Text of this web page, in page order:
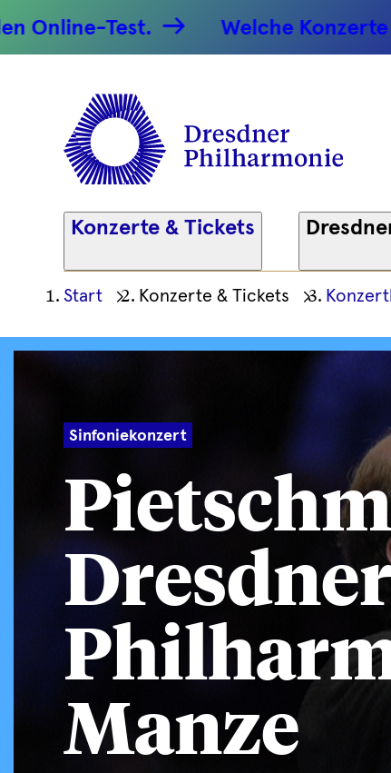
Test. Welche Konzerte passen
Konzerte & Tickets
Ihre
Position
Start Konzerte & Tickets
Sinfoniekonzert
Manze